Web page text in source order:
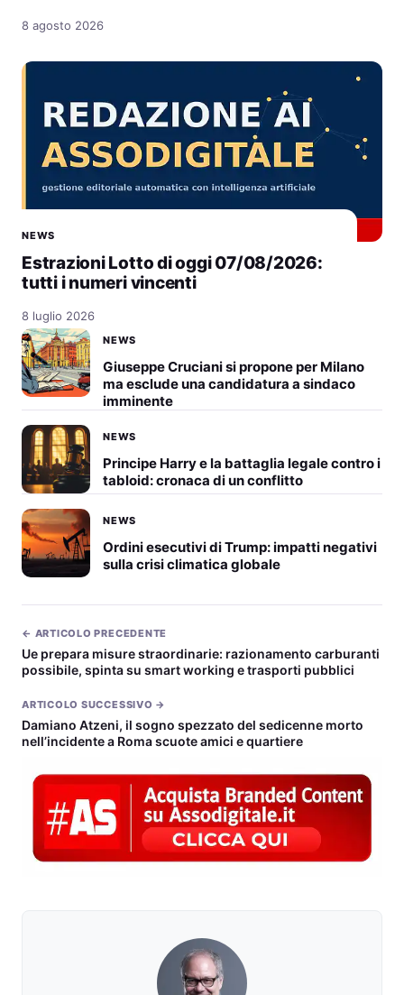
8 agosto 2026
NEWS
Estrazioni Lotto di oggi 07/08/2026:
tutti i numeri vincenti
8 luglio 2026
NEWS
Giuseppe Cruciani si propone per Milano
ma esclude una candidatura a sindaco
imminente
NEWS
Principe Harry e la battaglia legale contro i
tabloid: cronaca di un conflitto
NEWS
Ordini esecutivi di Trump: impatti negativi
sulla crisi climatica globale
← ARTICOLO PRECEDENTE
Ue prepara misure straordinarie: razionamento carburanti
possibile, spinta su smart working e trasporti pubblici
ARTICOLO SUCCESSIVO →
Damiano Atzeni, il sogno spezzato del sedicenne morto
nell’incidente a Roma scuote amici e quartiere